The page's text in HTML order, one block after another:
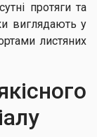
протяги та
виглядають у
листяних